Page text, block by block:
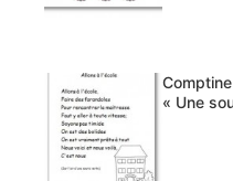
Comptine
« Une